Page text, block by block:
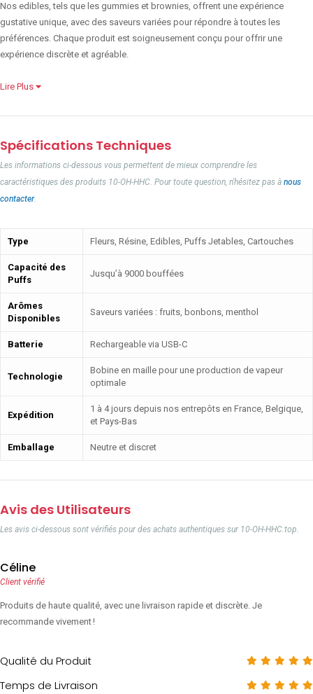
Nos edibles, tels que les gummies et brownies, offrent une expérience
gustative unique, avec des saveurs variées pour répondre à toutes les
préférences. Chaque produit est soigneusement conçu pour offrir une
expérience discrète et agréable.
Lire Plus
Spécifications Techniques
Les informations ci-dessous vous permettent de mieux comprendre les
caractéristiques des produits 10-OH-HHC. Pour toute question, n'hésitez pas à nous
contacter.
Type Fleurs, Résine, Edibles, Puffs Jetables, Cartouches
Capacité des
Puffs
Jusqu’à 9000 bouffées
Arômes
Disponibles
Saveurs variées : fruits, bonbons, menthol
Batterie Rechargeable via USB-C
Technologie
Bobine en maille pour une production de vapeur
optimale
Expédition
1 à 4 jours depuis nos entrepôts en France, Belgique,
et Pays-Bas
Emballage Neutre et discret
Avis des Utilisateurs
Les avis ci-dessous sont vérifiés pour des achats authentiques sur 10-OH-HHC.top.
Céline
Client vérifié
Produits de haute qualité, avec une livraison rapide et discrète. Je
recommande vivement !
Qualité du Produit
Temps de Livraison